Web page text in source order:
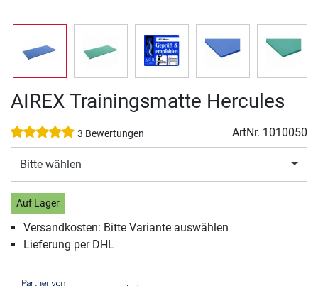
AIREX Trainingsmatte Hercules
3 Bewertungen ArtNr. 1010050
Bitte wählen
Auf Lager
Versandkosten: Bitte Variante auswählen
Lieferung per DHL